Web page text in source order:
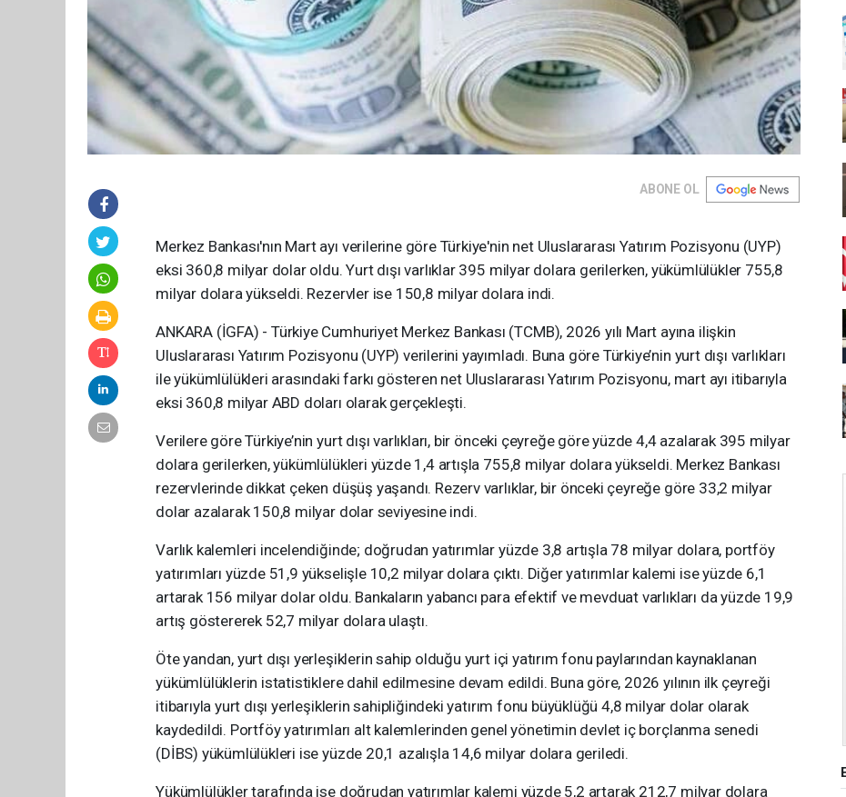
ABONE OL
Merkez Bankası'nın Mart ayı verilerine göre Türkiye'nin net Uluslararası Yatırım Pozisyonu (UYP)
eksi 360,8 milyar dolar oldu. Yurt dışı varlıklar 395 milyar dolara gerilerken, yükümlülükler 755,8
milyar dolara yükseldi. Rezervler ise 150,8 milyar dolara indi.
ANKARA (İGFA) - Türkiye Cumhuriyet Merkez Bankası (TCMB), 2026 yılı Mart ayına ilişkin
Uluslararası Yatırım Pozisyonu (UYP) verilerini yayımladı. Buna göre Türkiye’nin yurt dışı varlıkları
ile yükümlülükleri arasındaki farkı gösteren net Uluslararası Yatırım Pozisyonu, mart ayı itibarıyla
eksi 360,8 milyar ABD doları olarak gerçekleşti.
Verilere göre Türkiye’nin yurt dışı varlıkları, bir önceki çeyreğe göre yüzde 4,4 azalarak 395 milyar
dolara gerilerken, yükümlülükleri yüzde 1,4 artışla 755,8 milyar dolara yükseldi. Merkez Bankası
rezervlerinde dikkat çeken düşüş yaşandı. Rezerv varlıklar, bir önceki çeyreğe göre 33,2 milyar
dolar azalarak 150,8 milyar dolar seviyesine indi.
Varlık kalemleri incelendiğinde; doğrudan yatırımlar yüzde 3,8 artışla 78 milyar dolara, portföy
yatırımları yüzde 51,9 yükselişle 10,2 milyar dolara çıktı. Diğer yatırımlar kalemi ise yüzde 6,1
artarak 156 milyar dolar oldu. Bankaların yabancı para efektif ve mevduat varlıkları da yüzde 19,9
artış göstererek 52,7 milyar dolara ulaştı.
Öte yandan, yurt dışı yerleşiklerin sahip olduğu yurt içi yatırım fonu paylarından kaynaklanan
yükümlülüklerin istatistiklere dahil edilmesine devam edildi. Buna göre, 2026 yılının ilk çeyreği
itibarıyla yurt dışı yerleşiklerin sahipliğindeki yatırım fonu büyüklüğü 4,8 milyar dolar olarak
kaydedildi. Portföy yatırımları alt kalemlerinden genel yönetimin devlet iç borçlanma senedi
(DİBS) yükümlülükleri ise yüzde 20,1 azalışla 14,6 milyar dolara geriledi.
Yükümlülükler tarafında ise doğrudan yatırımlar kalemi yüzde 5,2 artarak 212,7 milyar dolara